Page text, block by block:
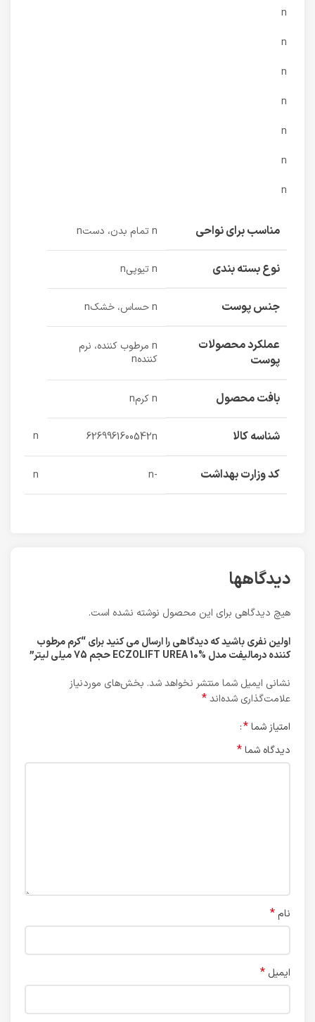
n
n
n
n
n
n
n
مناسب برای نواحی n تمام بدن، دستn
نوع بسته بندی n تیوپیn
جنس پوست n حساس، خشکn
عملکرد محصولات
پوست
n مرطوب کننده، نرم
کنندهn
بافت محصول n کرمn
شناسه کالا 6269961600542n
n
کد وزارت بهداشت -n
n
دیدگاهها
هیچ دیدگاهی برای این محصول نوشته نشده است.
اولین نفری باشید که دیدگاهی را ارسال می کنید برای “کرم مرطوب
کننده درمالیفت مدل ECZOLIFT UREA 10% حجم 75 میلی لیتر”
نشانی ایمیل شما منتشر نخواهد شد. بخش‌های موردنیاز
علامت‌گذاری شده‌اند*
امتیاز شما*
دیدگاه شما*
نام *
ایمیل *